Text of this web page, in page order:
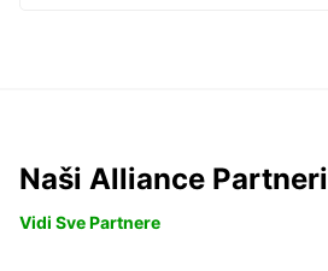
Naši Alliance Partneri
Vidi Sve Partnere